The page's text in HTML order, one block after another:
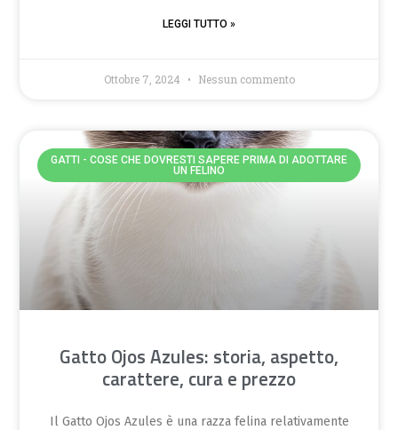
LEGGI TUTTO »
Ottobre 7, 2024 Nessun commento
GATTI - COSE CHE DOVRESTI SAPERE PRIMA DI ADOTTARE
UN FELINO
Gatto Ojos Azules: storia, aspetto,
carattere, cura e prezzo
Il Gatto Ojos Azules è una razza felina relativamente